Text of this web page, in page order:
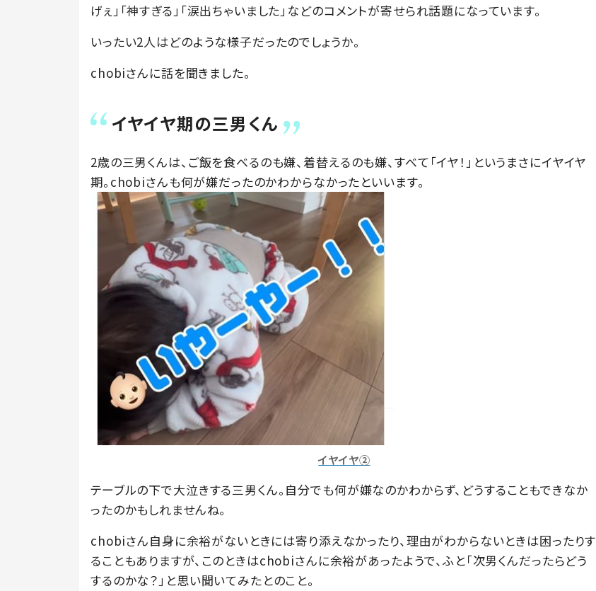
げぇ」「神すぎる」「涙出ちゃいました」などのコメントが寄せられ話題になっています。
いったい2人はどのような様子だったのでしょうか。
chobiさんに話を聞きました。
イヤイヤ期の三男くん
2歳の三男くんは、ご飯を食べるのも嫌、着替えるのも嫌、すべて「イヤ！」というまさにイヤイヤ
期。chobiさんも何が嫌だったのかわからなかったといいます。
イヤイヤ②
テーブルの下で大泣きする三男くん。自分でも何が嫌なのかわからず、どうすることもできなか
ったのかもしれませんね。
chobiさん自身に余裕がないときには寄り添えなかったり、理由がわからないときは困ったりす
ることもありますが、このときはchobiさんに余裕があったようで、ふと「次男くんだったらどう
するのかな？」と思い聞いてみたとのこと。